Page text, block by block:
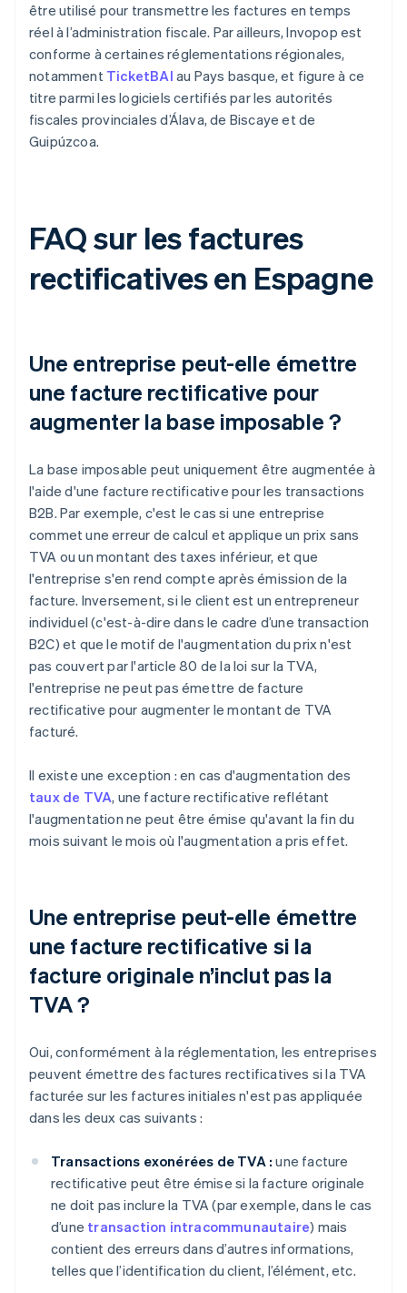
être utilisé pour transmettre les factures en temps
réel à l’administration fiscale. Par ailleurs, Invopop est
conforme à certaines réglementations régionales,
notamment TicketBAI au Pays basque, et figure à ce
titre parmi les logiciels certifiés par les autorités
fiscales provinciales d’Álava, de Biscaye et de
Guipúzcoa.
FAQ sur les factures
rectificatives en Espagne
Une entreprise peut-elle émettre
une facture rectificative pour
augmenter la base imposable ?
La base imposable peut uniquement être augmentée à
l'aide d'une facture rectificative pour les transactions
B2B. Par exemple, c'est le cas si une entreprise
commet une erreur de calcul et applique un prix sans
TVA ou un montant des taxes inférieur, et que
l'entreprise s'en rend compte après émission de la
facture. Inversement, si le client est un entrepreneur
individuel (c'est-à-dire dans le cadre d’une transaction
B2C) et que le motif de l'augmentation du prix n'est
pas couvert par l'article 80 de la loi sur la TVA,
l'entreprise ne peut pas émettre de facture
rectificative pour augmenter le montant de TVA
facturé.
Il existe une exception : en cas d'augmentation des
taux de TVA, une facture rectificative reflétant
l'augmentation ne peut être émise qu'avant la fin du
mois suivant le mois où l'augmentation a pris effet.
Une entreprise peut-elle émettre
une facture rectificative si la
facture originale n’inclut pas la
TVA ?
Oui, conformément à la réglementation, les entreprises
peuvent émettre des factures rectificatives si la TVA
facturée sur les factures initiales n'est pas appliquée
dans les deux cas suivants :
Transactions exonérées de TVA : une facture
rectificative peut être émise si la facture originale
ne doit pas inclure la TVA (par exemple, dans le cas
d’une transaction intracommunautaire) mais
contient des erreurs dans d’autres informations,
telles que l’identification du client, l’élément, etc.